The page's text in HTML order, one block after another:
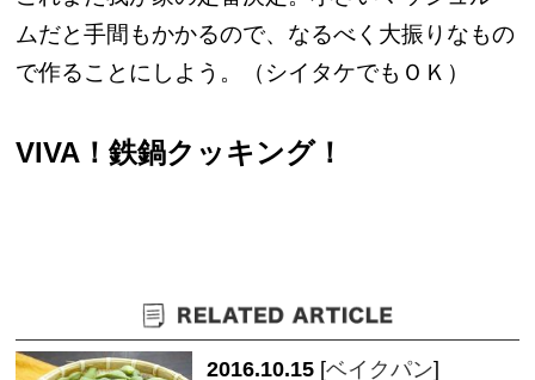
ムだと手間もかかるので、なるべく大振りなもの
で作ることにしよう。（シイタケでもＯＫ）
VIVA！鉄鍋クッキング！
2016.10.15 [ベイクパン]